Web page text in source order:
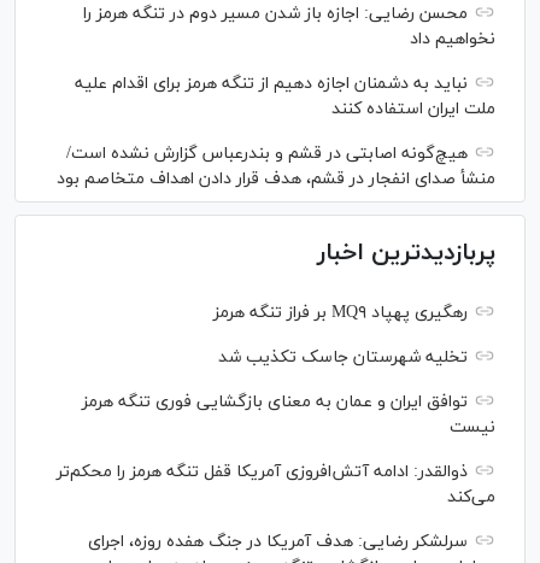
محسن رضایی: اجازه باز شدن مسیر دوم در تنگه هرمز را
نخواهیم داد
نباید به دشمنان اجازه دهیم از تنگه هرمز برای اقدام علیه
ملت ایران استفاده کنند
هیچ‌گونه اصابتی در قشم و بندرعباس گزارش نشده است/
منشأ صدای انفجار در قشم، هدف قرار دادن اهداف متخاصم بود
پربازدیدترین اخبار
رهگیری پهپاد MQ۹ بر فراز تنگه هرمز
تخلیه شهرستان جاسک تکذیب شد
توافق ایران و عمان به معنای بازگشایی فوری تنگه هرمز
نیست
ذوالقدر: ادامه آتش‌افروزی آمریکا قفل تنگه هرمز را محکم‌تر
می‌کند
سرلشکر رضایی: هدف آمریکا در جنگ هفده روزه، اجرای